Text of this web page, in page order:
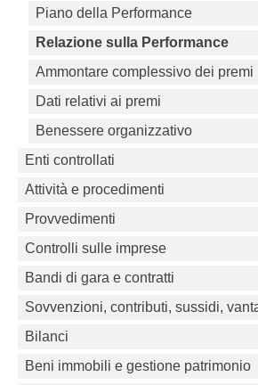
Piano della Performance
Relazione sulla Performance
Ammontare complessivo dei premi
Dati relativi ai premi
Benessere organizzativo
Enti controllati
Attività e procedimenti
Provvedimenti
Controlli sulle imprese
Bandi di gara e contratti
Sovvenzioni, contributi, sussidi,
Bilanci
Beni immobili e gestione patrimonio